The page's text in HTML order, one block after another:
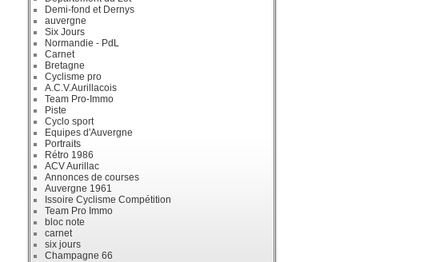
Demi-fond et Dernys
auvergne
Six Jours
Normandie - PdL
Carnet
Bretagne
Cyclisme pro
A.C.V.Aurillacois
Team Pro-Immo
Piste
Cyclo sport
Equipes d'Auvergne
Portraits
Rétro 1986
ACV Aurillac
Annonces de courses
Auvergne 1961
Issoire Cyclisme Compétition
Team Pro Immo
bloc note
carnet
six jours
Champagne 66